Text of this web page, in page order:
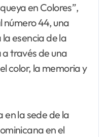
en Colores”,
número 44, una
esencia de la
través de una
color, la memoria y
en la sede de la
en el